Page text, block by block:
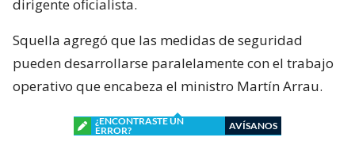
dirigente oficialista.
Squella agregó que las medidas de seguridad
pueden desarrollarse paralelamente con el trabajo
operativo que encabeza el ministro Martín Arrau.
¿ENCONTRASTE UN
ERROR?
AVÍSANOS